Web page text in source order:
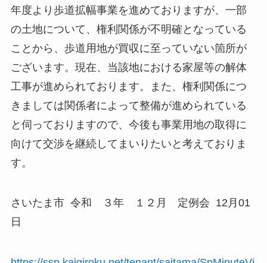
年度より歩道拡幅事業を進めておりますが、一部
の土地について、権利関係が不明確となっている
ことから、歩道用地が買収に至っていない箇所が
ございます。現在、当該地における家屋等の解体
工事が進められております。また、権利関係につ
きましては関係者によって整備が進められている
と伺っておりますので、今後も事業用地の取得に
向けて交渉を継続してまいりたいと考えておりま
す。
さいたま市 令和 ３年 １２月 定例会 12月01
日